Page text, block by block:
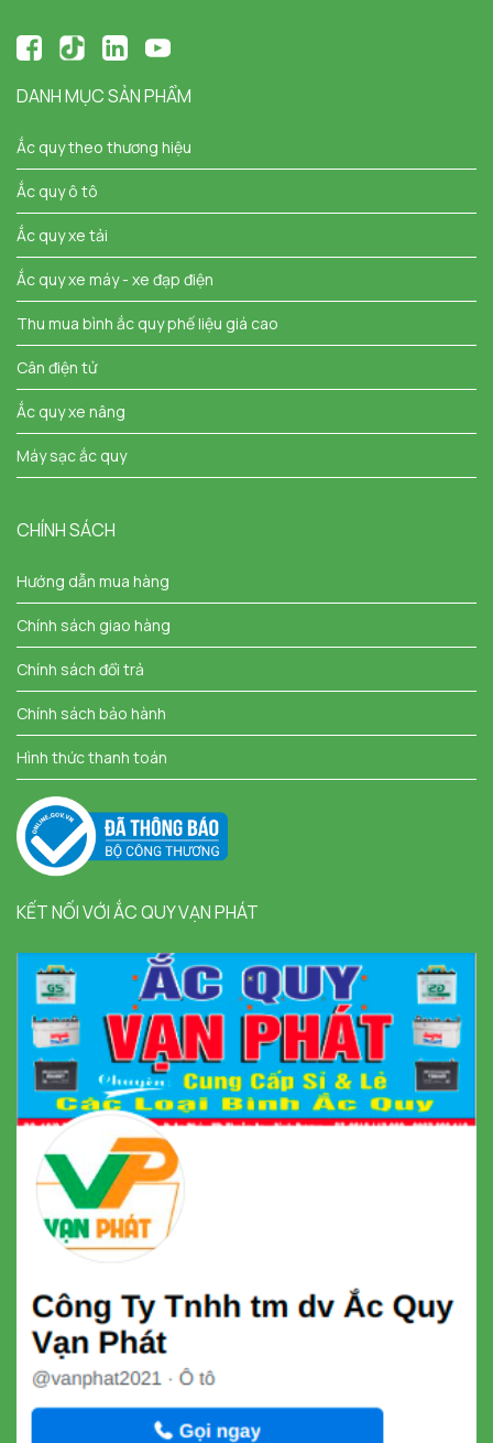
DANH MỤC SẢN PHẨM
Ắc quy theo thương hiệu
Ắc quy ô tô
Ắc quy xe tải
Ắc quy xe máy - xe đạp điện
Thu mua bình ắc quy phế liệu giá cao
Cân điện tử
Ắc quy xe nâng
Máy sạc ắc quy
CHÍNH SÁCH
Hướng dẫn mua hàng
Chính sách giao hàng
Chính sách đổi trả
Chính sách bảo hành
Hình thức thanh toán
KẾT NỐI VỚI ẮC QUY VẠN PHÁT